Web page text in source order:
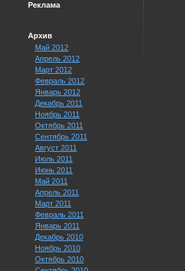
Реклама
Архив
Май 2012
Апрель 2012
Март 2012
Февраль 2012
Январь 2012
Декабрь 2011
Ноябрь 2011
Октябрь 2011
Сентябрь 2011
Август 2011
Июль 2011
Июнь 2011
Май 2011
Апрель 2011
Март 2011
Февраль 2011
Январь 2011
Декабрь 2010
Ноябрь 2010
Октябрь 2010